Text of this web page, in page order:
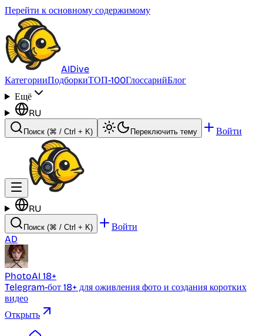
Перейти к основному содержимому
AIDive
КатегорииПодборкиТОП-100ГлоссарийБлог
Ещё
RU
Поиск (⌘ / Ctrl + K) Переключить тему Войти
RU
Поиск (⌘ / Ctrl + K)
Войти
AD
PhotoAI 18+
Telegram-бот 18+ для оживления фото и создания коротких
видео
Открыть